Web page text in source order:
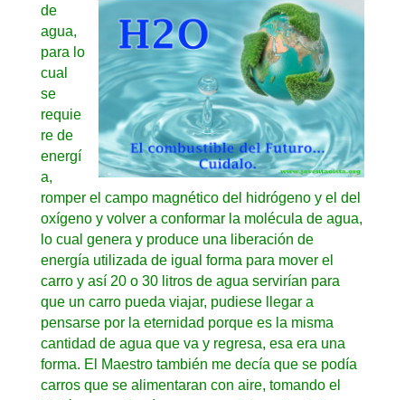
de
agua,
para lo
cual
se
requie
re de
energí
a,
romper el campo magnético del hidrógeno y el del
oxígeno y volver a conformar la molécula de agua,
lo cual genera y produce una liberación de
energía utilizada de igual forma para mover el
carro y así 20 o 30 litros de agua servirían para
que un carro pueda viajar, pudiese llegar a
pensarse por la eternidad porque es la misma
cantidad de agua que va y regresa, esa era una
forma. El Maestro también me decía que se podía
carros que se alimentaran con aire, tomando el